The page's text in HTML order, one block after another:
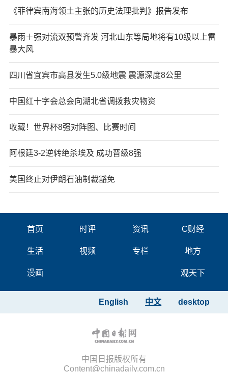
《菲律宾南海领土主张的历史法理批判》报告发布
暴雨＋强对流双预警齐发 河北山东等局地将有10级以上雷
暴大风
四川省宜宾市高县发生5.0级地震 震源深度8公里
中国红十字会总会向湖北省调拨救灾物资
收藏！世界杯8强对阵图、比赛时间
阿根廷3-2逆转绝杀埃及 成功晋级8强
美国终止对伊朗石油制裁豁免
首页 时评 资讯 C财经
生活 视频 专栏 地方
漫画 观天下
desktop
中文
English
中国日报版权所有
Content@chinadaily.com.cn